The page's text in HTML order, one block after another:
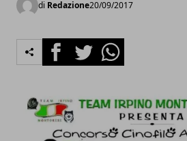
di Redazione20/09/2017
FacebookTwitterWhatsapp